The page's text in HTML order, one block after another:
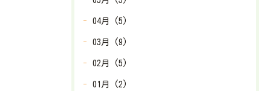
04月 (5)
03月 (9)
02月 (5)
01月 (2)